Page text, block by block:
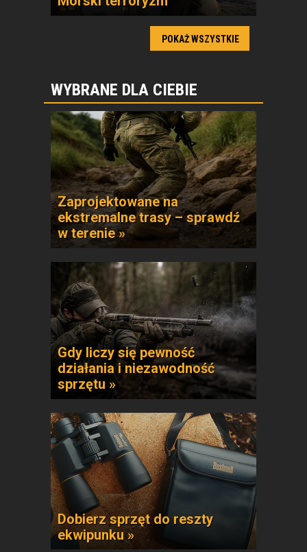
POKAŻ WSZYSTKIE
WYBRANE DLA CIEBIE
Zaprojektowane na
ekstremalne trasy – sprawdź
w terenie »
Gdy liczy się pewność
działania i niezawodność
sprzętu »
Dobierz sprzęt do reszty
ekwipunku »